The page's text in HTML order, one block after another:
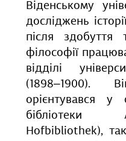
Віденському
досліджень
після здобуття
філософії
відділі
(1898‒1900).
орієнтувався у
бібліотеки
Hofbibliothek), так